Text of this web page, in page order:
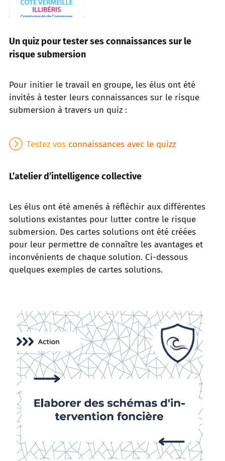
Un quiz pour tester ses connaissances sur le
risque submersion
Pour initier le travail en groupe, les élus ont été
invités à tester leurs connaissances sur le risque
submersion à travers un quiz :
Testez vos connaissances avec le quizz
L’atelier d’intelligence collective
Les élus ont été amenés à réfléchir aux différentes
solutions existantes pour lutter contre le risque
submersion. Des cartes solutions ont été créées
pour leur permettre de connaître les avantages et
inconvénients de chaque solution. Ci-dessous
quelques exemples de cartes solutions.